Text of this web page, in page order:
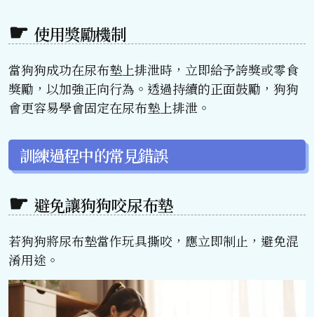
使用獎勵機制
當狗狗成功在尿布墊上排泄時，立即給予誇獎或零食
獎勵，以加強正向行為。透過持續的正面鼓勵，狗狗
會更容易學會固定在尿布墊上排泄。
訓練過程中的常見錯誤
避免讓狗狗咬尿布墊
若狗狗將尿布墊當作玩具撕咬，應立即制止，避免混
淆用途。